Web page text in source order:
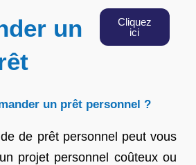
un
Cliquez
ici
un prêt personnel ?
de prêt personnel peut vous
projet personnel coûteux ou